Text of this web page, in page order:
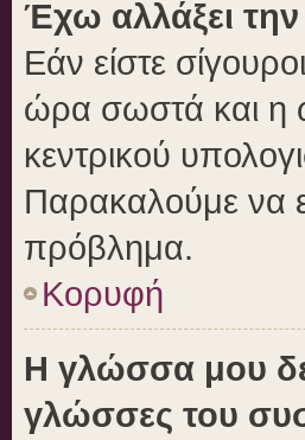
Έχω αλλάξει
Εάν είστε
ώρα σωστά και η
κεντρικού
Παρακαλούμε να
πρόβλημα.
Κορυφή
Η γλώσσα μου
γλώσσες του